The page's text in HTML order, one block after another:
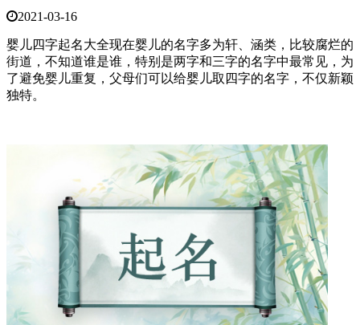
2021-03-16
婴儿四字起名大全现在婴儿的名字多为轩、涵类，比较腐烂的
街道，不知道谁是谁，特别是两字和三字的名字中最常见，为
了避免婴儿重复，父母们可以给婴儿取四字的名字，不仅新颖
独特。